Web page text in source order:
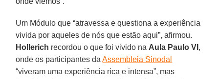
Um Módulo que “atravessa e questiona a experiência
vivida por aqueles de nós que estão aqui”, afirmou.
Hollerich recordou o que foi vivido na Aula Paulo VI ,
onde os participantes daAssembleia Sinodal
“viveram uma experiência rica e intensa”, mas